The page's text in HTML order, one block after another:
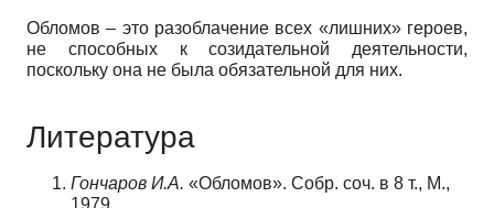
Обломов – это разоблачение всех «лишних» героев,
не способных к созидательной деятельности,
поскольку она не была обязательной для них.
Литература
Гончаров И.А. «Обломов». Собр. соч. в 8 т., М.,
1979